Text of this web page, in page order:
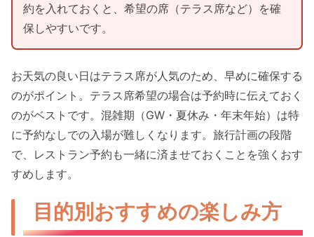
約を入れておくと、希望の席（テラス席など）を確
保しやすいです。
お天気の良い日はテラス席が人気のため、早めに確保する
のがポイント。テラス席希望の場合は予約時に伝えておく
のがベストです。混雑期（GW・夏休み・年末年始）は特
に予約なしでの入場が難しくなります。旅行計画の段階
で、レストラン予約も一緒に済ませておくことを強くおす
すめします。
目的別おすすめの楽しみ方